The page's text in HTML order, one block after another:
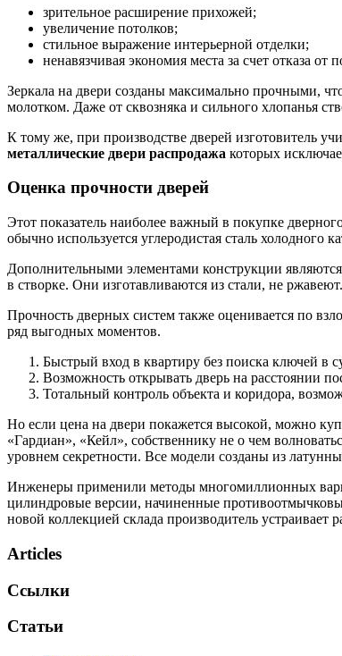
зрительное расширение прихожей;
увеличение потолков;
стильное выражение интерьерной отделки;
ненавязчивая экономия места за счет отказа
Зеркала на двери созданы максимально прочными,
молотком. Даже от сквозняка и сильного хлопанья
К тому же, при производстве дверей изготовитель
металлические двери распродажа которых
Оценка прочности дверей
Этот показатель наиболее важный в покупке
обычно используется углеродистая сталь
Дополнительными элементами конструкции
в створке. Они изготавливаются из стали, не ржавеют.
Прочность дверных систем также оценивается по
ряд выгодных моментов.
Быстрый вход в квартиру без поиска ключей в
Возможность открывать дверь на расстоянии
Тотальный контроль объекта и коридора,
Но если цена на двери покажется высокой, можно
«Гардиан», «Кейл», собственнику не о чем
уровнем секретности. Все модели созданы из
Инженеры применили методы многомиллионных
цилиндровые версии, начиненные
новой коллекцией склада производитель
Articles
Ссылки
Статьи